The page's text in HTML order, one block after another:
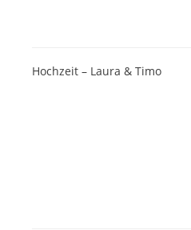
Hochzeit – Laura & Timo